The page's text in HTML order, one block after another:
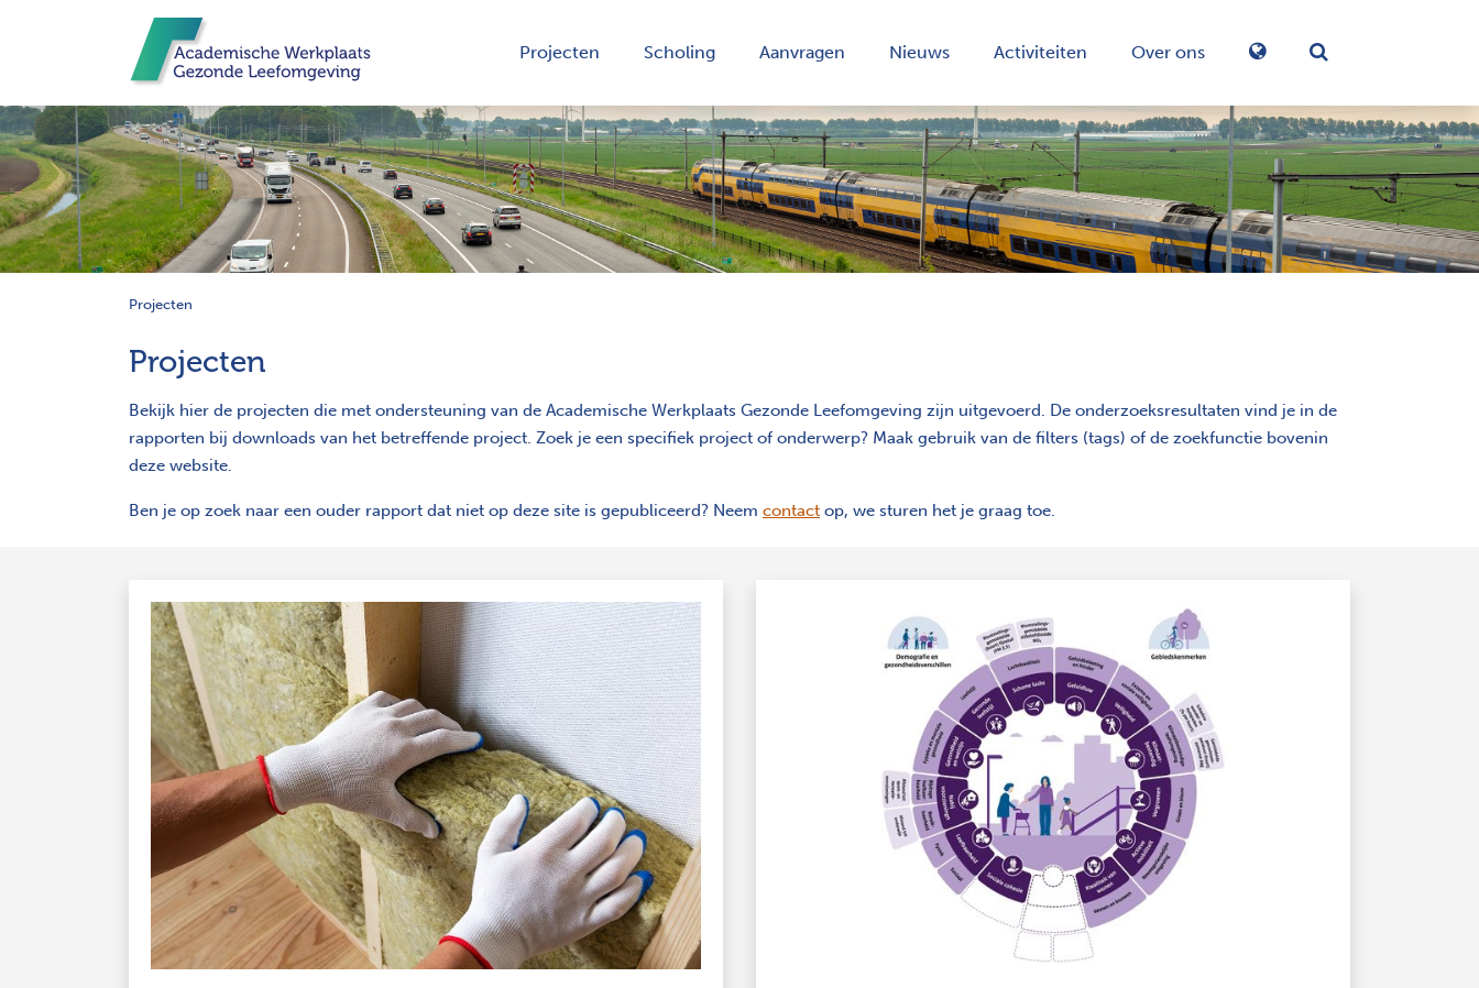
Projecten Scholing Aanvragen Nieuws Activiteiten
Over ons
Projecten
Projecten
Bekijk hier de projecten die met ondersteuning van de Academische Werkplaats Gezonde Leefomgeving zijn uitgevoerd. De onderzoeksresultaten vind je in de
rapporten bij downloads van het betreffende project. Zoek je een specifiek project of onderwerp? Maak gebruik van de filters (tags) of de zoekfunctie bovenin
deze website.
Ben je op zoek naar een ouder rapport dat niet op deze site is gepubliceerd? Neem contact op, we sturen het je graag toe.